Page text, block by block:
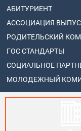
АБИТУРИЕНТ
АССОЦИАЦИЯ
РОДИТЕЛЬСКИЙ
ГОС СТАНДАРТЫ
СОЦИАЛЬНОЕ
МОЛОДЕЖНЫЙ